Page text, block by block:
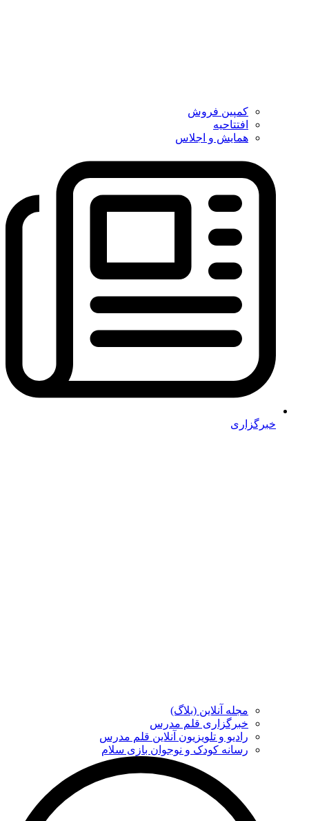
کمپین فروش
افتتاحیه
همایش و اجلاس
خبرگزاری
مجله آنلاین (بلاگ)
خبرگزاری قلم مدرس
رادیو و تلویزیون آنلاین قلم مدرس
رسانه کودک و نوجوان بازی سلام